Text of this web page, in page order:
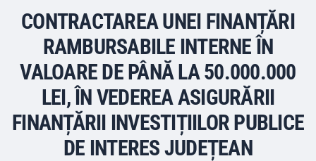
CONTRACTAREA UNEI FINANȚĂRI
RAMBURSABILE INTERNE ÎN
VALOARE DE PÂNĂ LA 50.000.000
LEI, ÎN VEDEREA ASIGURĂRII
FINANȚĂRII INVESTIȚIILOR PUBLICE
DE INTERES JUDEȚEAN